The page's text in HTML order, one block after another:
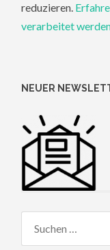
reduzieren.
verarbeitet
NEUER